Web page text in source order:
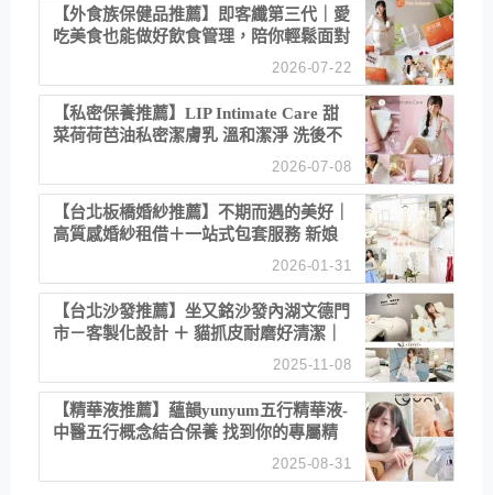
【外食族保健品推薦】即客纖第三代｜愛
吃美食也能做好飲食管理，陪你輕鬆面對
2026-07-22
【私密保養推薦】LIP Intimate Care 甜
菜荷荷芭油私密潔膚乳 溫和潔淨 洗後不
2026-07-08
【台北板橋婚紗推薦】不期而遇的美好｜
高質感婚紗租借＋一站式包套服務 新娘
2026-01-31
【台北沙發推薦】坐又銘沙發內湖文德門
市－客製化設計 ＋ 貓抓皮耐磨好清潔｜
直營直銷、價格透明 高CP值打造夢想
2025-11-08
【精華液推薦】蘊韻yunyum五行精華液-
中醫五行概念結合保養 找到你的專屬精
華！ 水㊀土㊀就選「潤・賦精華」維持
2025-08-31